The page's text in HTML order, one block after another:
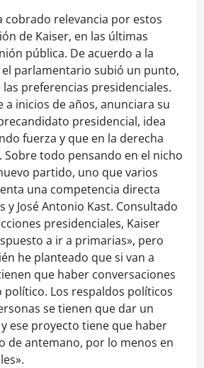
cobrado relevancia por estos
de Kaiser, en las últimas
pública. De acuerdo a la
el parlamentario subió un punto,
las preferencias presidenciales.
a inicios de años, anunciara su
presidencial, idea
fuerza y que en la derecha
Sobre todo pensando en el nicho
partido, uno que varios
una competencia directa
y José Antonio Kast. Consultado
presidenciales, Kaiser
a ir a primarias», pero
he planteado que si van a
que haber conversaciones
Los respaldos políticos
se tienen que dar un
ese proyecto tiene que haber
de antemano, por lo menos en